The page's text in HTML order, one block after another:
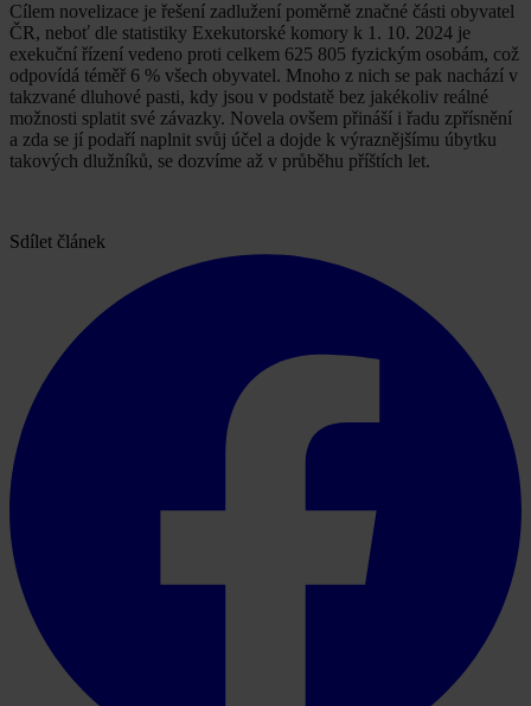
Cílem novelizace je řešení zadlužení poměrně značné části obyvatel
ČR, neboť dle statistiky Exekutorské komory k 1. 10. 2024 je
exekuční řízení vedeno proti celkem 625 805 fyzickým osobám, což
odpovídá téměř 6 % všech obyvatel. Mnoho z nich se pak nachází v
takzvané dluhové pasti, kdy jsou v podstatě bez jakékoliv reálné
možnosti splatit své závazky. Novela ovšem přináší i řadu zpřísnění
a zda se jí podaří naplnit svůj účel a dojde k výraznějšímu úbytku
takových dlužníků, se dozvíme až v průběhu příštích let.
Sdílet článek